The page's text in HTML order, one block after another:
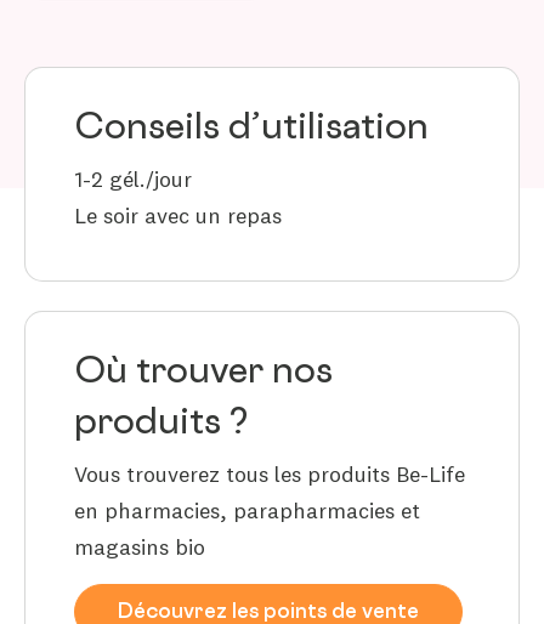
Conseils d’utilisation
1-2 gél./jour
Le soir avec un repas
Où trouver nos
produits ?
Vous trouverez tous les produits Be-Life
en pharmacies, parapharmacies et
magasins bio
Découvrez les points de vente